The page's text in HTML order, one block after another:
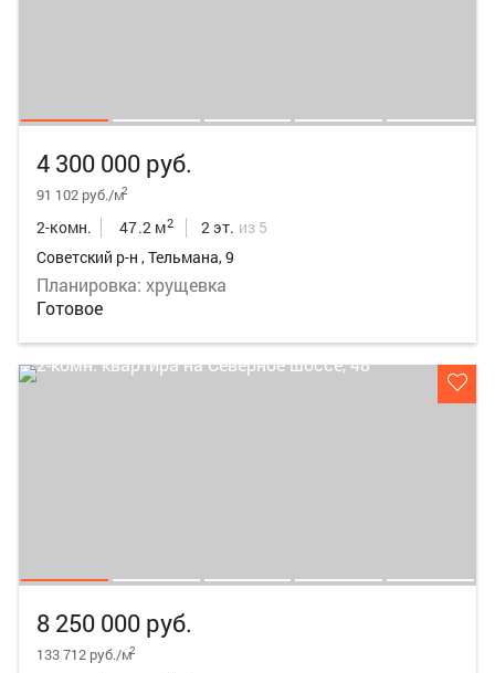
4 300 000 руб.
91 102 руб./м2
2-комн. 47.2 м2 2 эт. из 5
Советский р-н , Тельмана, 9
Планировка: хрущевка
Готовое
8 250 000 руб.
133 712 руб./м2